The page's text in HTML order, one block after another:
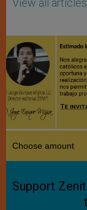
View all articles